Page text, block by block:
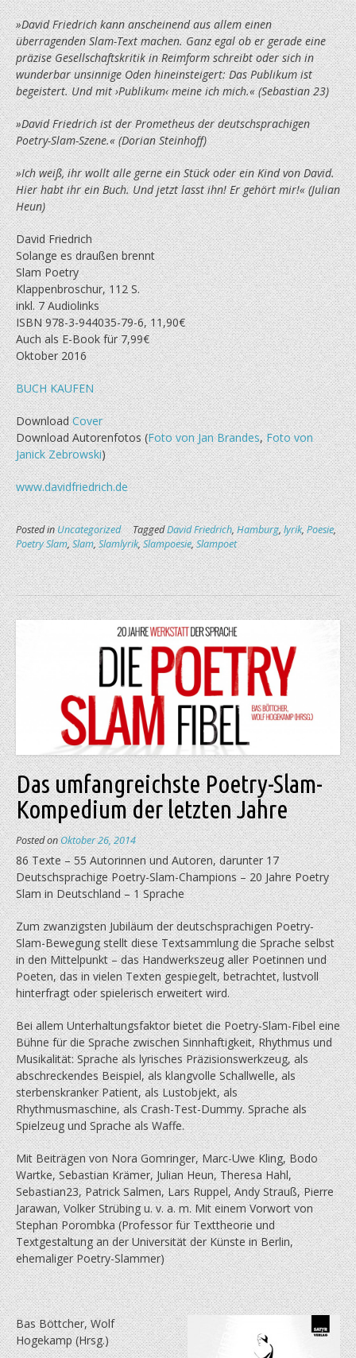
»David Friedrich kann anscheinend aus allem einen
überragenden Slam-Text machen. Ganz egal ob er gerade eine
präzise Gesellschafts­kritik in Reimform schreibt oder sich in
wunderbar unsinnige Oden hineinsteigert: Das Publikum ist
begeistert. Und mit ›Publikum‹ meine ich mich.« (Sebastian 23)
»David Friedrich ist der Prometheus der deutschsprachigen
Poetry-Slam-Szene.« (Dorian Steinhoff)
»Ich weiß, ihr wollt alle gerne ein Stück oder ein Kind von David.
Hier habt ihr ein Buch. Und jetzt lasst ihn! Er gehört mir!« (Julian
Heun)
David Friedrich
Solange es draußen brennt
Slam Poetry
Klappenbroschur, 112 S.
inkl. 7 Audiolinks
ISBN 978-3-944035-79-6, 11,90€
Auch als E-Book für 7,99€
Oktober 2016
BUCH KAUFEN
DownloadCover
Download Autorenfotos (Foto von Jan Brandes,Foto von
Janick Zebrowski)
www.davidfriedrich.de
Posted inUncategorized TaggedDavid Friedrich,Hamburg,lyrik,Poesie,
Poetry Slam,Slam,Slamlyrik,Slampoesie,Slampoet
Das umfangreichste Poetry-Slam-
Kompedium der letzten Jahre
Posted onOktober 26, 2014
86 Texte – 55 Autorinnen und Autoren, darunter 17
Deutschsprachige Poetry-Slam-Champions – 20 Jahre Poetry
Slam in Deutschland – 1 Sprache
Zum zwanzigsten Jubiläum der deutschsprachigen Poetry-
Slam-Bewegung stellt diese Textsammlung die Sprache selbst
in den Mittelpunkt – das Handwerkszeug aller Poetinnen und
Poeten, das in vielen Texten gespiegelt, betrachtet, lustvoll
hinterfragt oder spielerisch erweitert wird.
Bei allem Unterhaltungsfaktor bietet die Poetry-Slam-Fibel eine
Bühne für die Sprache zwischen Sinnhaftigkeit, Rhythmus und
Musikalität: Sprache als lyrisches Präzisionswerkzeug, als
abschreckendes Beispiel, als klangvolle Schallwelle, als
sterbens­kranker Patient, als Lustobjekt, als
Rhythmusmaschine, als Crash-Test-Dummy. Sprache als
Spielzeug und Sprache als Waffe.
Mit Beiträgen von Nora Gomringer, Marc-Uwe Kling, Bodo
Wartke, Sebastian Krämer, Julian Heun, Theresa Hahl,
Sebastian23, Patrick Salmen, Lars Ruppel, Andy Strauß, Pierre
Jarawan, Volker Strübing u. v. a. m. Mit einem Vorwort von
Stephan Porombka (Professor für Texttheorie und
Textgestaltung an der Universität der Künste in Berlin,
ehemaliger Poetry-Slammer)
Bas Böttcher, Wolf
Hogekamp (Hrsg.)